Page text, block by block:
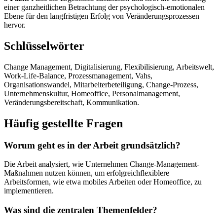
einer ganzheitlichen Betrachtung der psychologisch-emotionalen
Ebene für den langfristigen Erfolg von Veränderungsprozessen
hervor.
Schlüsselwörter
Change Management, Digitalisierung, Flexibilisierung, Arbeitswelt,
Work-Life-Balance, Prozessmanagement, Vahs,
Organisationswandel, Mitarbeiterbeteiligung, Change-Prozess,
Unternehmenskultur, Homeoffice, Personalmanagement,
Veränderungsbereitschaft, Kommunikation.
Häufig gestellte Fragen
Worum geht es in der Arbeit grundsätzlich?
Die Arbeit analysiert, wie Unternehmen Change-Management-
Maßnahmen nutzen können, um erfolgreichflexiblere
Arbeitsformen, wie etwa mobiles Arbeiten oder Homeoffice, zu
implementieren.
Was sind die zentralen Themenfelder?